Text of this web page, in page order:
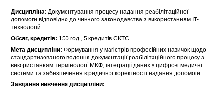
Дисципліна: Документування процесу надання реабілітаційної
допомоги відповідно до чинного законодавства з використанням ІТ-
технологій.
Обсяг, кредитів: 150 год., 5 кредитів ЄКТС.
Мета дисципліни: Формування у магістрів професійних навичок щодо
стандартизованого ведення документації реабілітаційного процесу з
використанням термінології МКФ, інтеграції даних у цифрові медичні
системи та забезпечення юридичної коректності надання допомоги.
Завдання вивчення дисципліни: